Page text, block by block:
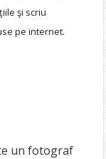
şi scriu
pe internet.
un fotograf